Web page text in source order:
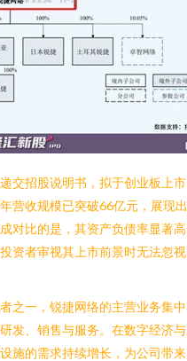
交招股说明书，拟于创业板上
营收规模已突破66亿元，展现
对比的是，其资产负债率显著
资者审视其上市前景时无法忽
之一，锐捷网络的主营业务集
发、销售与服务。在数字经济
施的需求持续增长，为公司带